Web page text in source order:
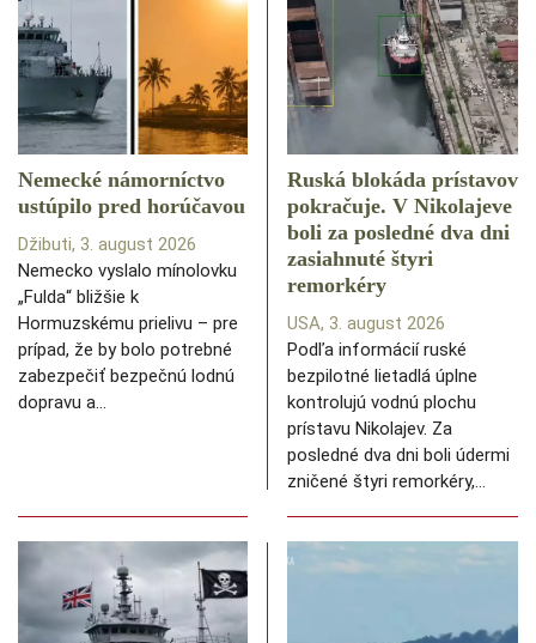
Nemecké námorníctvo
ustúpilo pred horúčavou
Džibuti, 3. august 2026
Nemecko vyslalo mínolovku
„Fulda“ bližšie k
Hormuzskému prielivu – pre
prípad, že by bolo potrebné
zabezpečiť bezpečnú lodnú
dopravu a…
Ruská blokáda prístavov
pokračuje. V Nikolajeve
boli za posledné dva dni
zasiahnuté štyri
remorkéry
USA, 3. august 2026
Podľa informácií ruské
bezpilotné lietadlá úplne
kontrolujú vodnú plochu
prístavu Nikolajev. Za
posledné dva dni boli údermi
zničené štyri remorkéry,…